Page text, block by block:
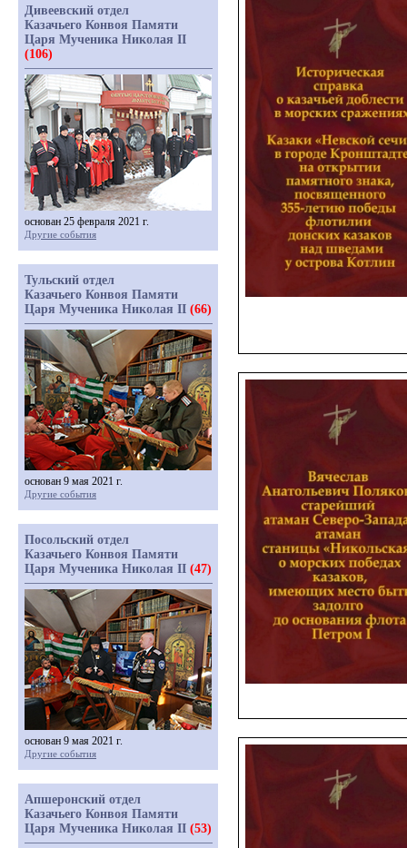
Дивеевский отдел
Казачьего Конвоя Памяти
Царя Мученика Николая II
(106)
основан 25 февраля 2021 г.
Другие события
Тульский отдел
Казачьего Конвоя Памяти
Царя Мученика Николая II (66)
основан 9 мая 2021 г.
Другие события
Посольский отдел
Казачьего Конвоя Памяти
Царя Мученика Николая II (47)
основан 9 мая 2021 г.
Другие события
Апшеронский отдел
Казачьего Конвоя Памяти
Царя Мученика Николая II (53)